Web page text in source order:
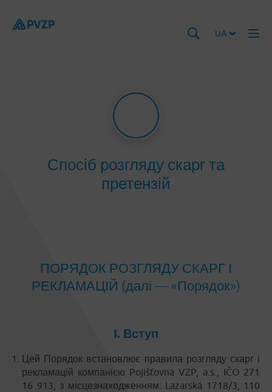
UA
Спосіб розгляду скарг та
претензій
ПОРЯДОК РОЗГЛЯДУ СКАРГ І
РЕКЛАМАЦІЙ (далі — «Порядок»)
I. Вступ
Цей Порядок встановлює правила розгляду скарг і
рекламацій компанією Pojišťovna VZP, a.s., IČO 271
16 913, з місцезнаходженням: Lazarská 1718/3, 110